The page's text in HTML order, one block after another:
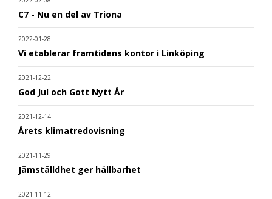
C7 - Nu en del av Triona
2022-01-28
Vi etablerar framtidens kontor i Linköping
2021-12-22
God Jul och Gott Nytt År
2021-12-14
Årets klimatredovisning
2021-11-29
Jämställdhet ger hållbarhet
2021-11-12